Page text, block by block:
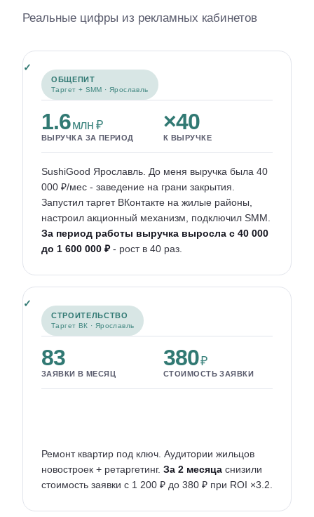
Реальные цифры из рекламных кабинетов
ОБЩЕПИТ
Таргет + SMM · Ярославль
1.6млн ₽
ВЫРУЧКА ЗА ПЕРИОД
×40
К ВЫРУЧКЕ
SushiGood Ярославль. До меня выручка была 40
000 ₽/мес - заведение на грани закрытия.
Запустил таргет ВКонтакте на жилые районы,
настроил акционный механизм, подключил SMM.
За период работы выручка выросла с 40 000
до 1 600 000 ₽- рост в 40 раз.
СТРОИТЕЛЬСТВО
Таргет ВК · Ярославль
83
ЗАЯВКИ В МЕСЯЦ
380₽
СТОИМОСТЬ ЗАЯВКИ
Ремонт квартир под ключ. Аудитории жильцов
новостроек + ретаргетинг. За 2 месяца снизили
стоимость заявки с 1 200 ₽ до 380 ₽ при ROI ×3.2.